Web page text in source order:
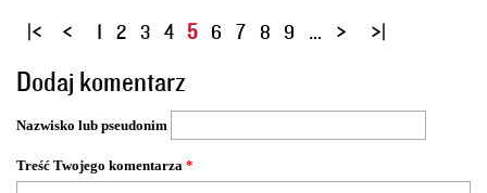
S
r
o
y
1 2 3 4 5 6 7 8 9 …
Dodaj komentarz
Nazwisko lub pseudonim
Treść Twojego komentarza *